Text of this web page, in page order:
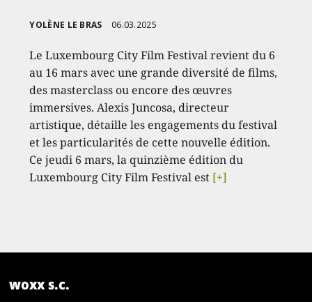
YOLÈNE LE BRAS 06.03.2025
Le Luxembourg City Film Festival revient du 6
au 16 mars avec une grande diversité de films,
des masterclass ou encore des œuvres
immersives. Alexis Juncosa, directeur
artistique, détaille les engagements du festival
et les particularités de cette nouvelle édition.
Ce jeudi 6 mars, la quinzième édition du
Luxembourg City Film Festival est [+]
woxx s.c.